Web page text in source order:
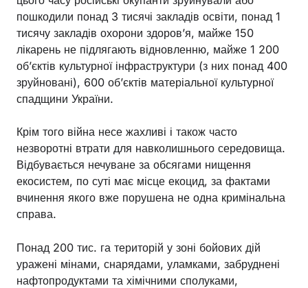
пошкодили понад 3 тисячі закладів освіти, понад 1
тисячу закладів охорони здоров’я, майже 150
лікарень не підлягають відновленню, майже 1 200
об’єктів культурної інфраструктури (з них понад 400
зруйновані), 600 об’єктів матеріальної культурної
спадщини України.
Крім того війна несе жахливі і також часто
незворотні втрати для навколишнього середовища.
Відбувається нечуване за обсягами нищення
екосистем, по суті має місце екоцид, за фактами
вчинення якого вже порушена не одна кримінальна
справа.
Понад 200 тис. га територій у зоні бойових дій
уражені мінами, снарядами, уламками, забруднені
нафтопродуктами та хімічними сполуками,